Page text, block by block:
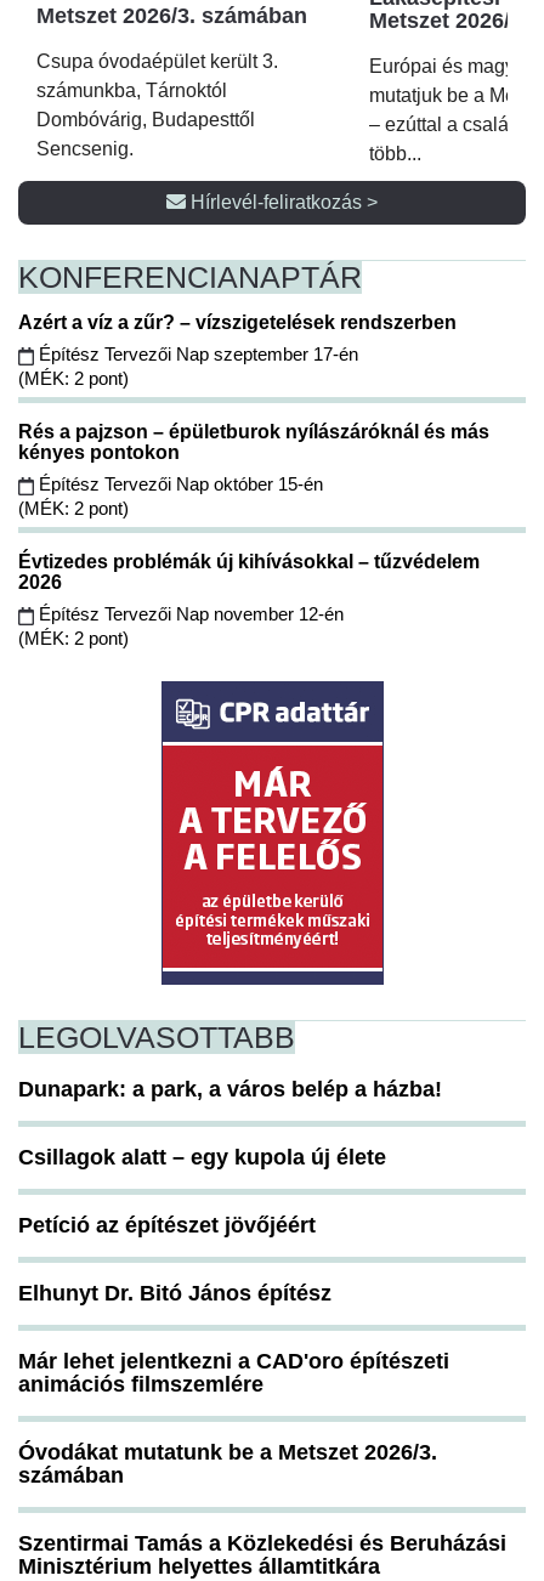
Metszet 2026/3. számában
Csupa óvodaépület került 3.
számunkba, Tárnoktól
Dombóvárig, Budapesttől
Sencsenig.
Metszet 2026/2.
Európai és magyar
mutatjuk be a
– ezúttal a családi
több...
Hírlevél-feliratkozás >
KONFERENCIANAPTÁR
Azért a víz a zűr? – vízszigetelések rendszerben
Építész Tervezői Nap szeptember 17-én
(MÉK: 2 pont)
Rés a pajzson – épületburok nyílászáróknál és más
kényes pontokon
Építész Tervezői Nap október 15-én
(MÉK: 2 pont)
Évtizedes problémák új kihívásokkal – tűzvédelem
2026
Építész Tervezői Nap november 12-én
(MÉK: 2 pont)
LEGOLVASOTTABB
Dunapark: a park, a város belép a házba!
Csillagok alatt – egy kupola új élete
Petíció az építészet jövőjéért
Elhunyt Dr. Bitó János építész
Már lehet jelentkezni a CAD'oro építészeti
animációs filmszemlére
Óvodákat mutatunk be a Metszet 2026/3.
számában
Szentirmai Tamás a Közlekedési és Beruházási
Minisztérium helyettes államtitkára